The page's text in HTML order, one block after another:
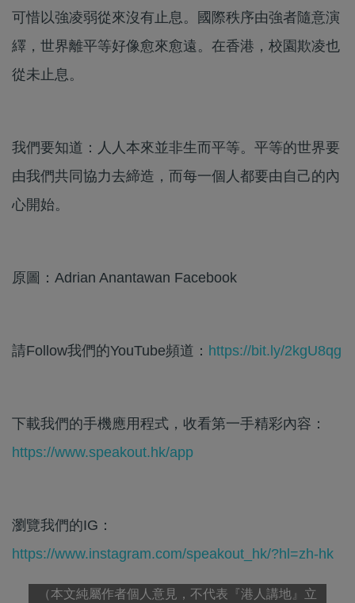
可惜以強凌弱從來沒有止息。國際秩序由強者隨意演
繹，世界離平等好像愈來愈遠。在香港，校園欺凌也
從未止息。
我們要知道：人人本來並非生而平等。平等的世界要
由我們共同協力去締造，而每一個人都要由自己的內
心開始。
原圖：Adrian Anantawan Facebook
請Follow我們的YouTube頻道： https://bit.ly/2kgU8qg
下載我們的手機應用程式，收看第一手精彩內容：
https://www.speakout.hk/app
瀏覽我們的IG：
https://www.instagram.com/speakout_hk/?hl=zh-hk
（本文純屬作者個人意見，不代表『港人講地』立